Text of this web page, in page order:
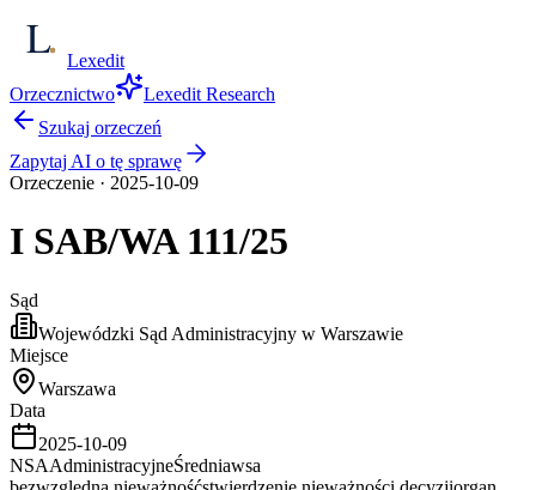
Lexedit
Orzecznictwo
Lexedit Research
Szukaj orzeczeń
Zapytaj AI o tę sprawę
Orzeczenie · 2025-10-09
I SAB/WA 111/25
Sąd
Wojewódzki Sąd Administracyjny w Warszawie
Miejsce
Warszawa
Data
2025-10-09
NSAAdministracyjneŚredniawsa